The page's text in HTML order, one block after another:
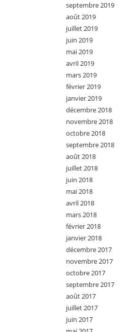
septembre 2019
août 2019
juillet 2019
juin 2019
mai 2019
avril 2019
mars 2019
février 2019
janvier 2019
décembre 2018
novembre 2018
octobre 2018
septembre 2018
août 2018
juillet 2018
juin 2018
mai 2018
avril 2018
mars 2018
février 2018
janvier 2018
décembre 2017
novembre 2017
octobre 2017
septembre 2017
août 2017
juillet 2017
juin 2017